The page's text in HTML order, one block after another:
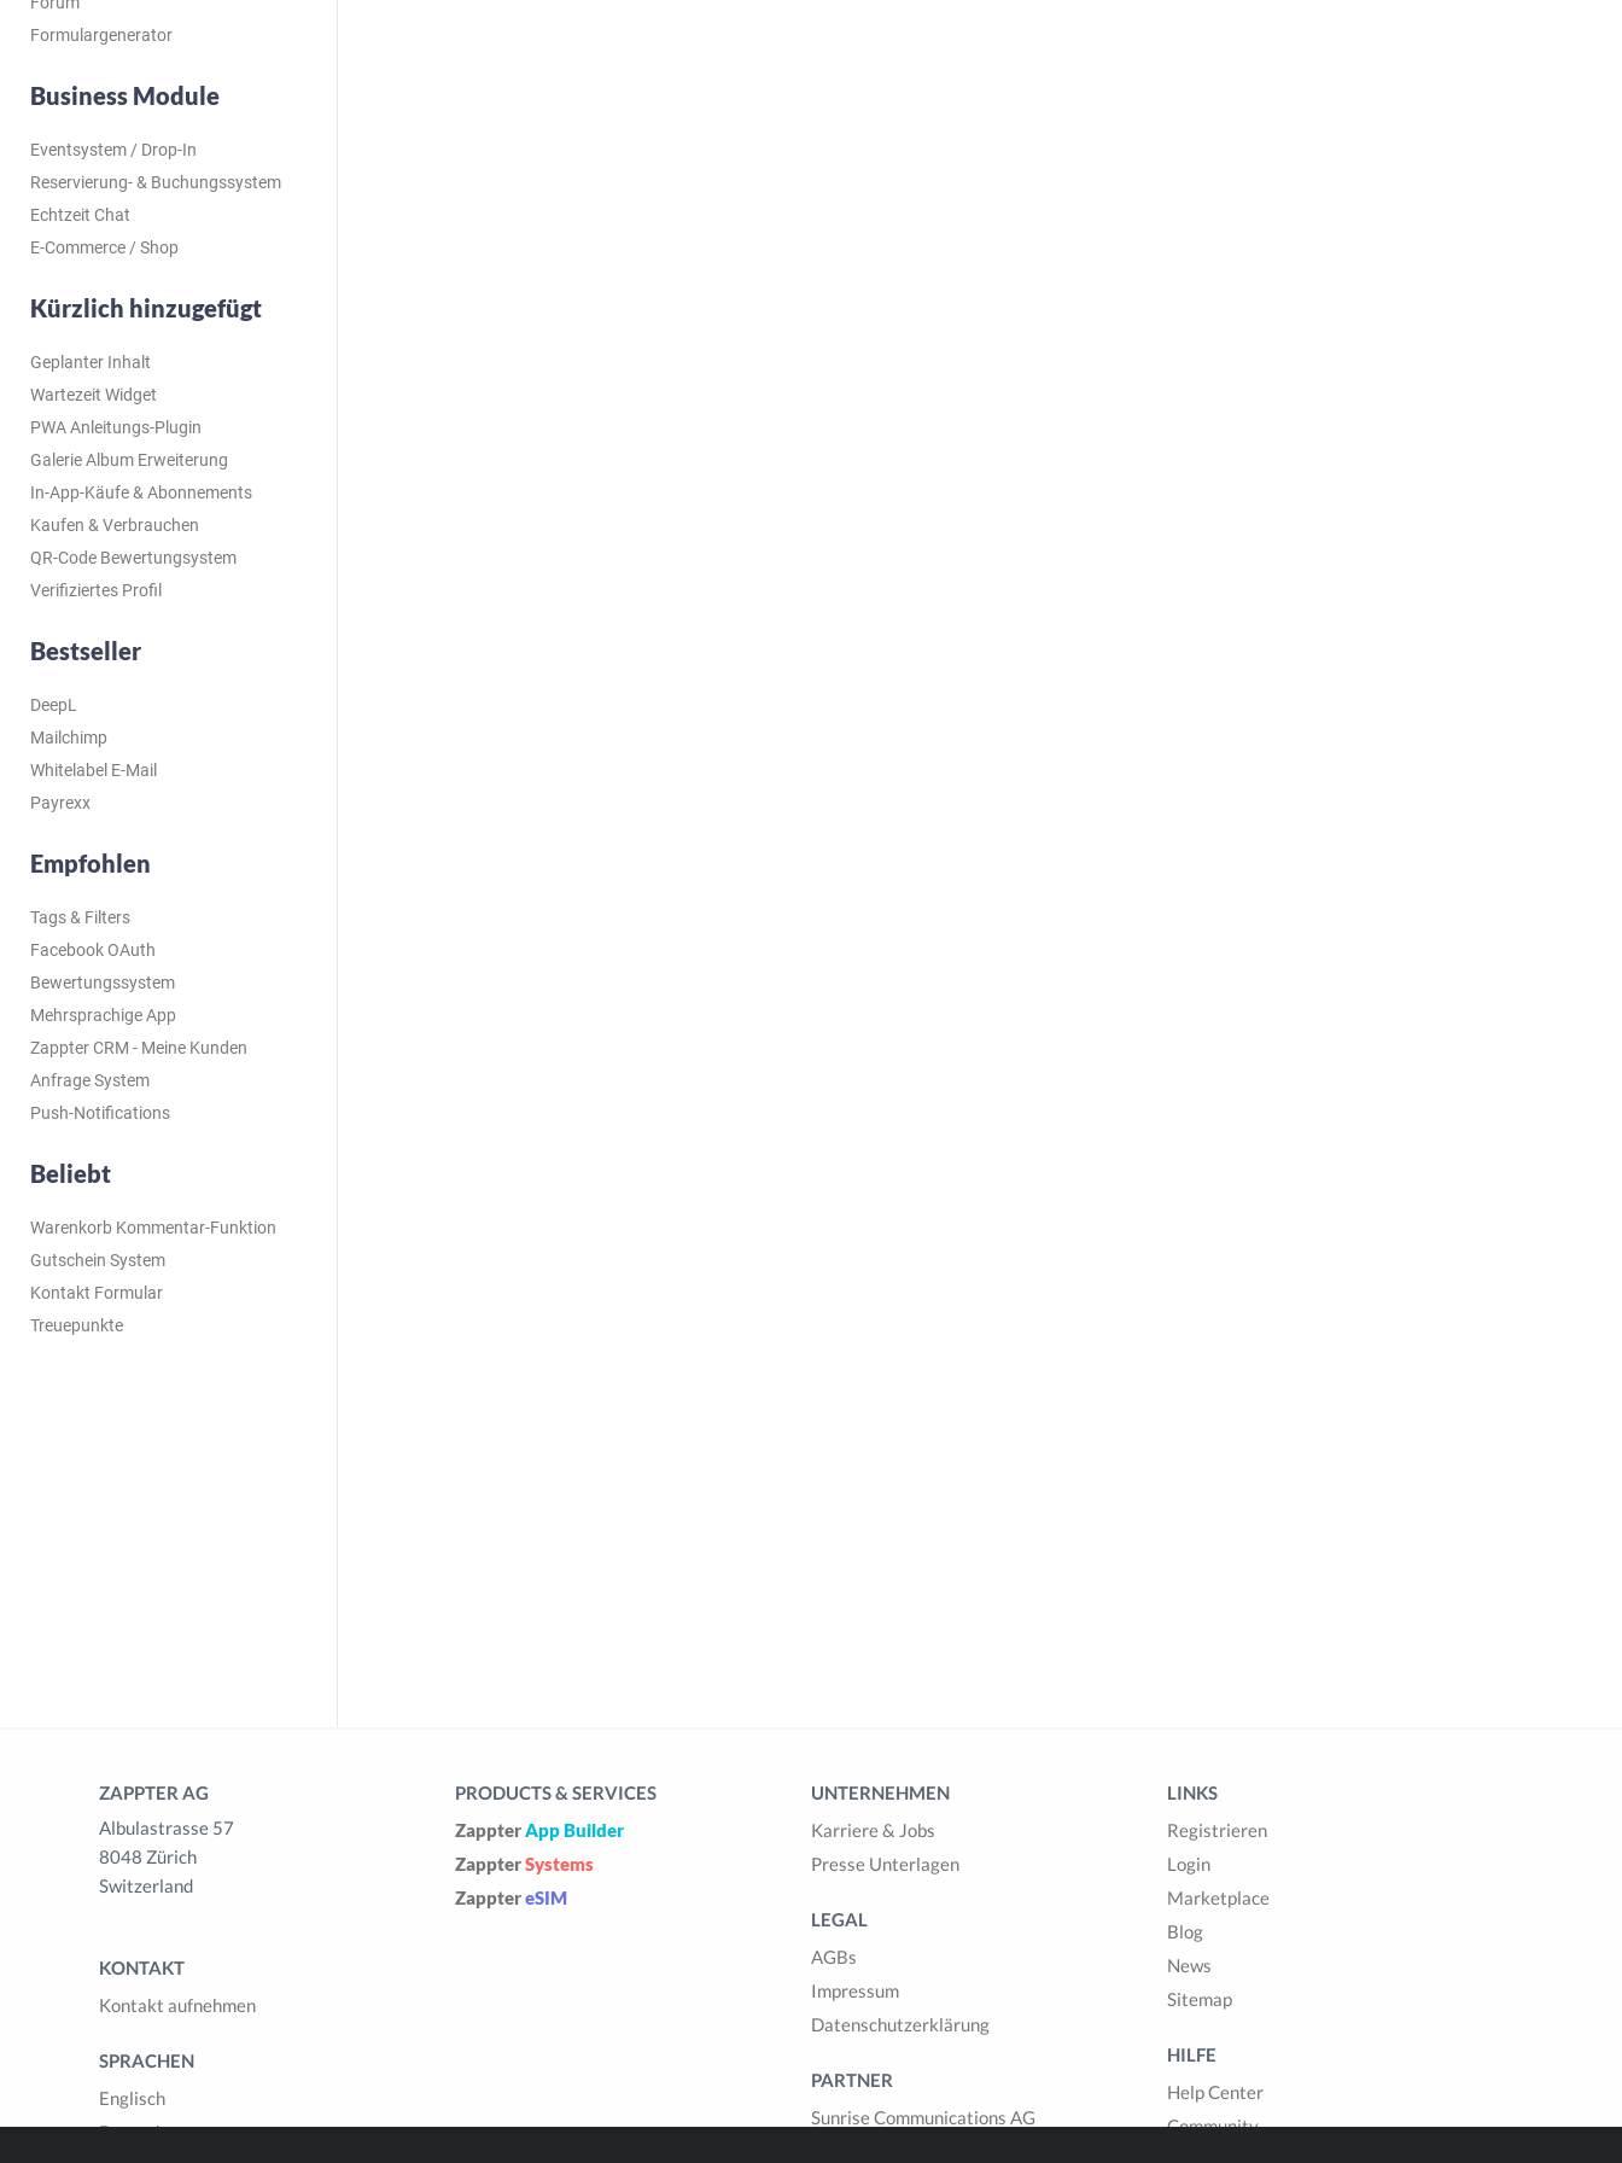
Formulargenerator
Business Module
Eventsystem / Drop-In
Reservierung- & Buchungssystem
Echtzeit Chat
E-Commerce / Shop
Kürzlich hinzugefügt
Geplanter Inhalt
Wartezeit Widget
PWA Anleitungs-Plugin
Galerie Album Erweiterung
In-App-Käufe & Abonnements
Kaufen & Verbrauchen
QR-Code Bewertungsystem
Verifiziertes Profil
Bestseller
DeepL
Mailchimp
Whitelabel E-Mail
Payrexx
Empfohlen
Tags & Filters
Facebook OAuth
Bewertungssystem
Mehrsprachige App
Zappter CRM - Meine Kunden
Anfrage System
Push-Notifications
Beliebt
Warenkorb Kommentar-Funktion
Gutschein System
Kontakt Formular
Treuepunkte
ZAPPTER AG
Albulastrasse 57
8048 Zürich
Switzerland
KONTAKT
Kontakt aufnehmen
SPRACHEN
Englisch
Deutsch
PRODUCTS & SERVICES
Zappter App Builder
ZappterSystems
ZapptereSIM
UNTERNEHMEN
Karriere & Jobs
Presse Unterlagen
LEGAL
AGBs
Impressum
Datenschutzerklärung
PARTNER
Sunrise Communications AG
LINKS
Registrieren
Login
Marketplace
Blog
News
Sitemap
HILFE
Help Center
Community